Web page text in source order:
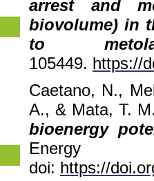
arrest and
biovolume) in
to
105449. https://
Caetano, N.,
A., & Mata, T.
bioenergy
doi: https://